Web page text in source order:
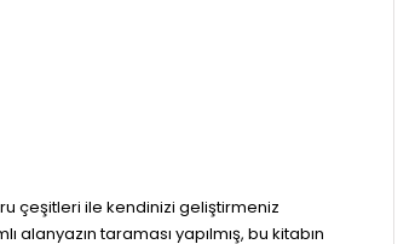
çeşitleri ile kendinizi geliştirmeniz
alanyazın taraması yapılmış, bu kitabın